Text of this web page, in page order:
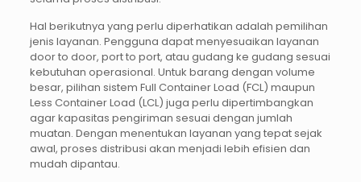
Hal berikutnya yang perlu diperhatikan adalah pemilihan
jenis layanan. Pengguna dapat menyesuaikan layanan
door to door, port to port, atau gudang ke gudang sesuai
kebutuhan operasional. Untuk barang dengan volume
besar, pilihan sistem Full Container Load (FCL) maupun
Less Container Load (LCL) juga perlu dipertimbangkan
agar kapasitas pengiriman sesuai dengan jumlah
muatan. Dengan menentukan layanan yang tepat sejak
awal, proses distribusi akan menjadi lebih efisien dan
mudah dipantau.